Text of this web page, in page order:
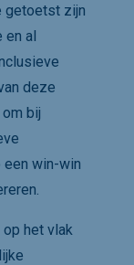
getoetst zijn
en al
deze
bij
win-win
het vlak